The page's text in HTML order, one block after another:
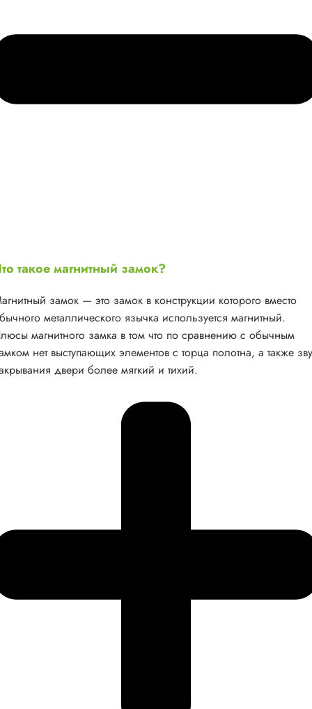
такое магнитный замок?
замок — это замок в конструкции которого вместо
металлического язычка используется магнитный.
магнитного замка в том что по сравнению с обычным
нет выступающих элементов с торца полотна, а также
двери более мягкий и тихий.